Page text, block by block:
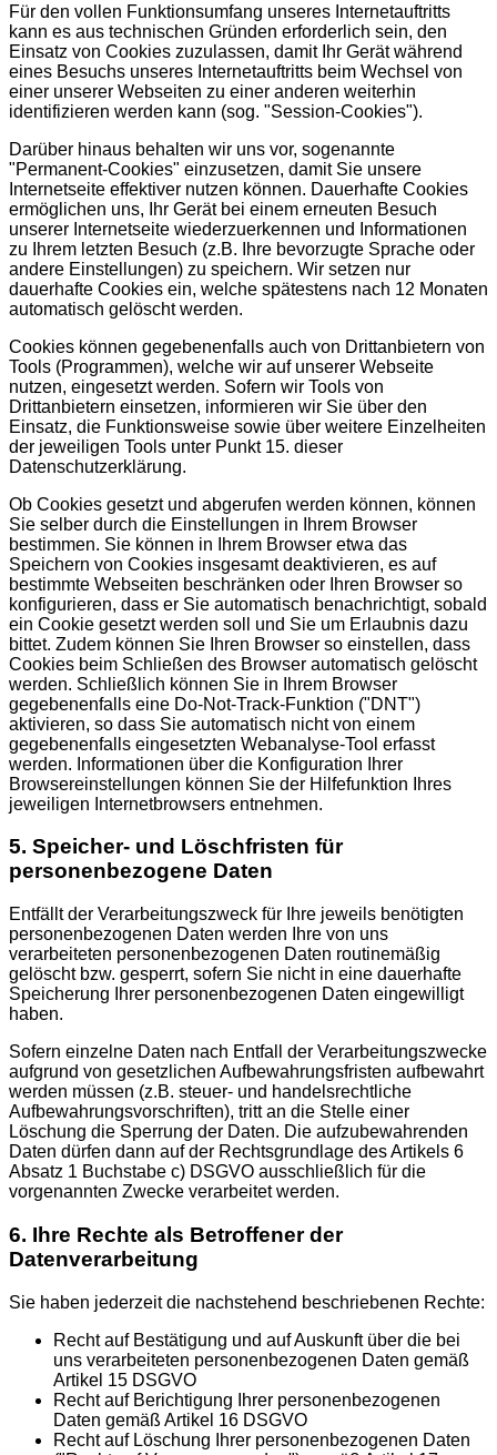
Für den vollen Funktionsumfang unseres Internetauftritts
kann es aus technischen Gründen erforderlich sein, den
Einsatz von Cookies zuzulassen, damit Ihr Gerät während
eines Besuchs unseres Internetauftritts beim Wechsel von
einer unserer Webseiten zu einer anderen weiterhin
identifizieren werden kann (sog. "Session-Cookies").
Darüber hinaus behalten wir uns vor, sogenannte
"Permanent-Cookies" einzusetzen, damit Sie unsere
Internetseite effektiver nutzen können. Dauerhafte Cookies
ermöglichen uns, Ihr Gerät bei einem erneuten Besuch
unserer Internetseite wiederzuerkennen und Informationen
zu Ihrem letzten Besuch (z.B. Ihre bevorzugte Sprache oder
andere Einstellungen) zu speichern. Wir setzen nur
dauerhafte Cookies ein, welche spätestens nach 12 Monaten
automatisch gelöscht werden.
Cookies können gegebenenfalls auch von Drittanbietern von
Tools (Programmen), welche wir auf unserer Webseite
nutzen, eingesetzt werden. Sofern wir Tools von
Drittanbietern einsetzen, informieren wir Sie über den
Einsatz, die Funktionsweise sowie über weitere Einzelheiten
der jeweiligen Tools unter Punkt 15. dieser
Datenschutzerklärung.
Ob Cookies gesetzt und abgerufen werden können, können
Sie selber durch die Einstellungen in Ihrem Browser
bestimmen. Sie können in Ihrem Browser etwa das
Speichern von Cookies insgesamt deaktivieren, es auf
bestimmte Webseiten beschränken oder Ihren Browser so
konfigurieren, dass er Sie automatisch benachrichtigt, sobald
ein Cookie gesetzt werden soll und Sie um Erlaubnis dazu
bittet. Zudem können Sie Ihren Browser so einstellen, dass
Cookies beim Schließen des Browser automatisch gelöscht
werden. Schließlich können Sie in Ihrem Browser
gegebenenfalls eine Do-Not-Track-Funktion ("DNT")
aktivieren, so dass Sie automatisch nicht von einem
gegebenenfalls eingesetzten Webanalyse-Tool erfasst
werden. Informationen über die Konfiguration Ihrer
Browsereinstellungen können Sie der Hilfefunktion Ihres
jeweiligen Internetbrowsers entnehmen.
5. Speicher- und Löschfristen für
personenbezogene Daten
Entfällt der Verarbeitungszweck für Ihre jeweils benötigten
personenbezogenen Daten werden Ihre von uns
verarbeiteten personenbezogenen Daten routinemäßig
gelöscht bzw. gesperrt, sofern Sie nicht in eine dauerhafte
Speicherung Ihrer personenbezogenen Daten eingewilligt
haben.
Sofern einzelne Daten nach Entfall der Verarbeitungszwecke
aufgrund von gesetzlichen Aufbewahrungsfristen aufbewahrt
werden müssen (z.B. steuer- und handelsrechtliche
Aufbewahrungsvorschriften), tritt an die Stelle einer
Löschung die Sperrung der Daten. Die aufzubewahrenden
Daten dürfen dann auf der Rechtsgrundlage des Artikels 6
Absatz 1 Buchstabe c) DSGVO ausschließlich für die
vorgenannten Zwecke verarbeitet werden.
6. Ihre Rechte als Betroffener der
Datenverarbeitung
Sie haben jederzeit die nachstehend beschriebenen Rechte:
Recht auf Bestätigung und auf Auskunft über die bei
uns verarbeiteten personenbezogenen Daten gemäß
Artikel 15 DSGVO
Recht auf Berichtigung Ihrer personenbezogenen
Daten gemäß Artikel 16 DSGVO
Recht auf Löschung Ihrer personenbezogenen Daten